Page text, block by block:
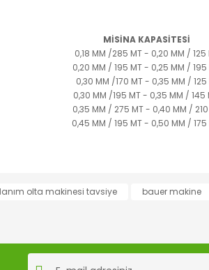
MİSİNA KAPASİTESİ
0,18 MM /285 MT - 0,20 MM / 125
0,20 MM / 195 MT - 0,25 MM / 195
0,30 MM /170 MT - 0,35 MM / 125
0,30 MM /195 MT - 0,35 MM / 145
0,35 MM / 275 MT - 0,40 MM /
0,45 MM / 195 MT - 0,50 MM / 175
olta makinesi tavsiye bauer makine